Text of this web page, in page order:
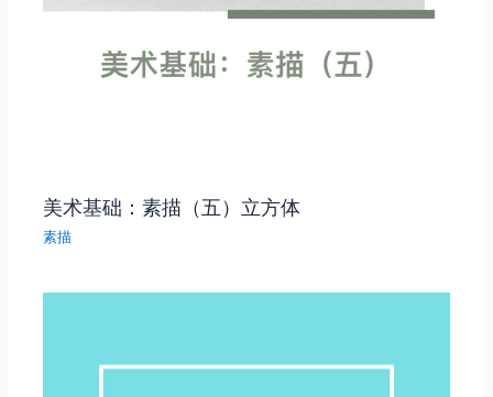
美术基础：素描（五）立方体
素描